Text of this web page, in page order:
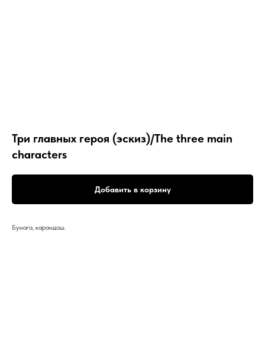
Три главных героя (эскиз)/The three main
characters
Добавить в корзину
Бумага, карандаш.